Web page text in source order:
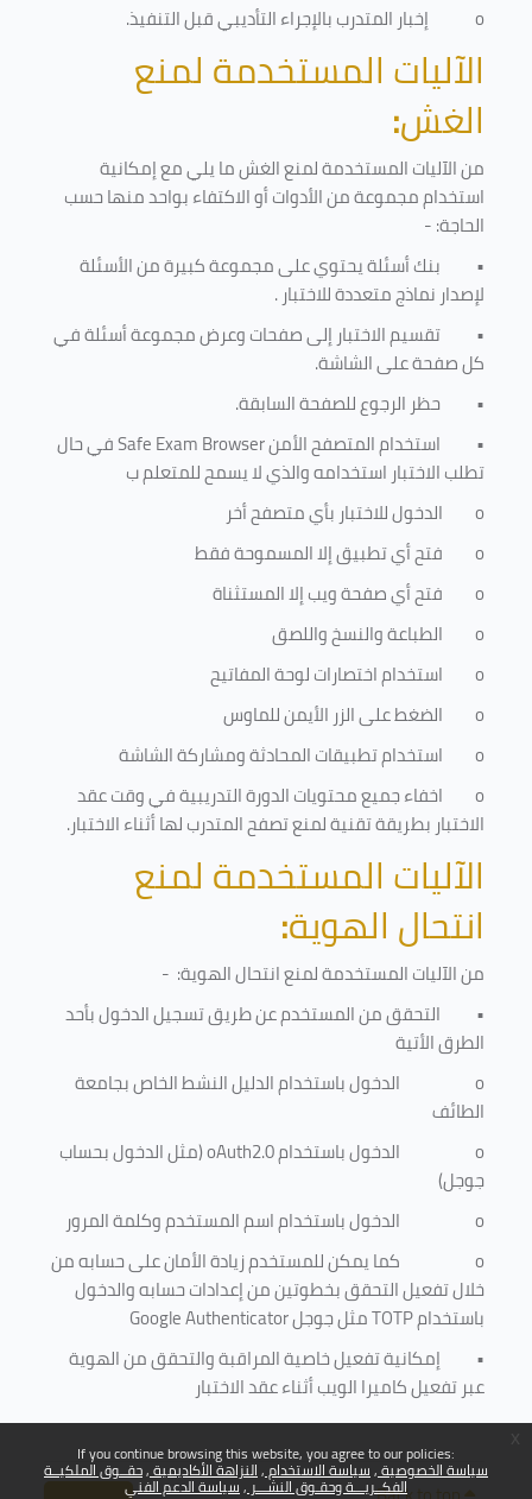
If you continue browsing this website, you agree to our policies:
سياسة الخصوصية سياسة الاستخدام النزاهة الأكاديمية حقــوق الملكيــة
الفكــريـــة وحقـوق النشـــر سياسة الدعم الفني
o
إخبار المتدرب بالإجراء التأديبي قبل التنفيذ.
الآليات المستخدمة لمنع
الغش:
من الآليات المستخدمة لمنع الغش ما يلي مع إمكانية
استخدام مجموعة من الأدوات أو الاكتفاء بواحد منها حسب
الحاجة: -
• بنك أسئلة يحتوي على مجموعة كبيرة من الأسئلة
لإصدار نماذج متعددة للاختبار.
• تقسيم الاختبار إلى صفحات وعرض مجموعة أسئلة في
كل صفحة على الشاشة.
• حظر الرجوع للصفحة السابقة.
• استخدام المتصفح الأمنSafe Exam Browserفي حال
تطلب الاختبار استخدامه والذي لا يسمح للمتعلم ب
o
الدخول للاختبار بأي متصفح أخر
o
فتح أي تطبيق إلا المسموحة فقط
o
فتح أي صفحة ويب إلا المستثناة
o
الطباعة والنسخ واللصق
o
استخدام اختصارات لوحة المفاتيح
o
الضغط على الزر الأيمن للماوس
o
استخدام تطبيقات المحادثة ومشاركة الشاشة
o
اخفاء جميع محتويات الدورة التدريبية في وقت عقد
الاختبار بطريقة تقنية لمنع تصفح المتدرب لها أثناء الاختبار.
الآليات المستخدمة لمنع
انتحال الهوية:
من الآليات المستخدمة لمنعانتحال الهوية: -
• التحقق من المستخدم عن طريق تسجيل الدخول بأحد
الطرق الأتية
o
الدخول باستخدام الدليل النشط الخاص بجامعة
الطائف
o
الدخول باستخدامoAuth2.0(مثل الدخول بحساب
جوجل)
o
الدخول باستخدام اسم المستخدم وكلمة المرور
o
كما يمكن للمستخدم زيادة الأمان على حسابه من
خلال تفعيل التحقق بخطوتين من إعدادات حسابه والدخول
باستخدامTOTPمثل جوجلGoogle Authenticator
• إمكانية تفعيل خاصية المراقبة والتحقق من الهوية
عبر تفعيل كاميرا الويب أثناء عقد الاختبار